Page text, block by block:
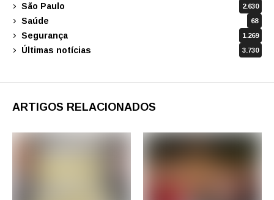
São Paulo 2.630
Saúde 68
Segurança 1.269
Últimas notícias 3.730
ARTIGOS RELACIONADOS